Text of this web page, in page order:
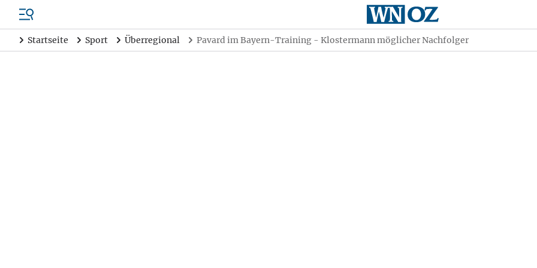
Startseite Sport Überregional Pavard im Bayern-Training - Klostermann möglicher Nachfolger